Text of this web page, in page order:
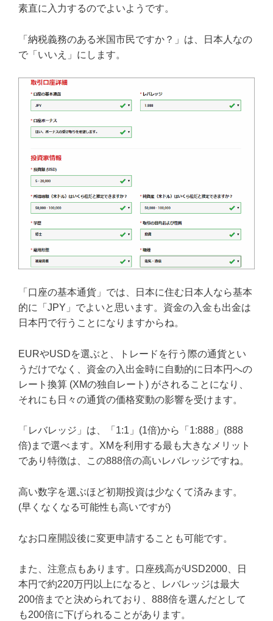
素直に入力するのでよいようです。
「納税義務のある米国市民ですか？」は、日本人なの
で「いいえ」にします。
「口座の基本通貨」では、日本に住む日本人なら基本
的に「JPY」でよいと思います。資金の入金も出金は
日本円で行うことになりますからね。
EURやUSDを選ぶと、トレードを行う際の通貨とい
うだけでなく、資金の入出金時に自動的に日本円への
レート換算 (XMの独自レート) がされることになり、
それにも日々の通貨の価格変動の影響を受けます。
「レバレッジ」は、「1:1」(1倍)から「1:888」(888
倍)まで選べます。XMを利用する最も大きなメリット
であり特徴は、この888倍の高いレバレッジですね。
高い数字を選ぶほど初期投資は少なくて済みます。
(早くなくなる可能性も高いですが)
なお口座開設後に変更申請することも可能です。
また、注意点もあります。口座残高がUSD2000、日
本円で約220万円以上になると、レバレッジは最大
200倍までと決められており、888倍を選んだとして
も200倍に下げられることがあります。